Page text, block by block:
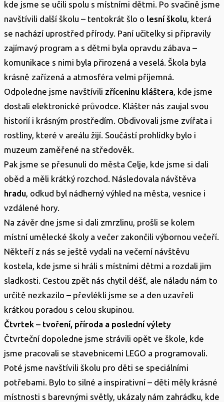
kde jsme se učili spolu s místními dětmi. Po svačině jsme
navštívili další školu – tentokrát šlo o lesní školu, která
se nachází uprostřed přírody. Paní učitelky si připravily
zajímavý program a s dětmi byla opravdu zábava –
komunikace s nimi byla přirozená a veselá. Škola byla
krásně zařízená a atmosféra velmi příjemná.
Odpoledne jsme navštívili zříceninu kláštera, kde jsme
dostali elektronické průvodce. Klášter nás zaujal svou
historií i krásným prostředím. Obdivovali jsme zvířata i
rostliny, které v areálu žijí. Součástí prohlídky bylo i
muzeum zaměřené na středověk.
Pak jsme se přesunuli do města Celje, kde jsme si dali
oběd a měli krátký rozchod. Následovala návštěva
hradu, odkud byl nádherný výhled na města, vesnice i
vzdálené hory.
Na závěr dne jsme si dali zmrzlinu, prošli se kolem
místní umělecké školy a večer zakončili výbornou večeří.
Někteří z nás se ještě vydali na večerní návštěvu
kostela, kde jsme si hráli s místními dětmi a rozdali jim
sladkosti. Cestou zpět nás chytil déšť, ale náladu nám to
určitě nezkazilo – převlékli jsme se a den uzavřeli
krátkou poradou s celou skupinou.
Čtvrtek – tvoření, příroda a poslední výlety
Čtvrteční dopoledne jsme strávili opět ve škole, kde
jsme pracovali se stavebnicemi LEGO a programovali.
Poté jsme navštívili školu pro děti se speciálními
potřebami. Bylo to silné a inspirativní – děti měly krásné
místnosti s barevnými světly, ukázaly nám zahrádku, kde